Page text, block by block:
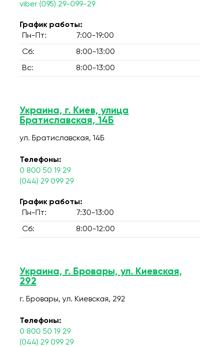
viber (095) 29-099-29
График работы:
Пн-Пт:
7:00-19:00
Сб: 8:00-13:00
Вс: 8:00-13:00
Украина, г. Киев, улица
Братиславская, 14Б
ул. Братиславская, 14Б
Телефоны:
0 800 50 19 29
(044) 29 099 29
График работы:
Пн-Пт:
7:30-13:00
Сб: 8:00-12:00
Украина, г. Бровары, ул. Киевская,
292
г. Бровары, ул. Киевская, 292
Телефоны:
0 800 50 19 29
(044) 29 099 29